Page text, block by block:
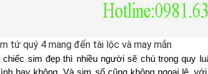
tứ quý 4 mang đến tài lộc và may mắn
sim đẹp thì nhiều người sẽ chú trọng quy